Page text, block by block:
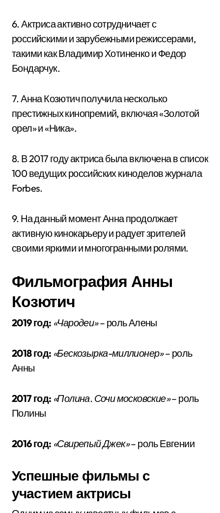
6. Актриса активно сотрудничает с
российскими и зарубежными режиссерами,
такими как Владимир Хотиненко и Федор
Бондарчук.
7. Анна Козютич получила несколько
престижных кинопремий, включая «Золотой
орел» и «Ника».
8. В 2017 году актриса была включена в список
100 ведущих российских киноделов журнала
Forbes.
9. На данный момент Анна продолжает
активную кинокарьеру и радует зрителей
своими яркими и многогранными ролями.
Фильмография Анны
Козютич
2019 год: «Чародеи»– роль Алены
2018 год: «Бескозырка-миллионер»– роль
Анны
2017 год: «Полина. Сочи московские»– роль
Полины
2016 год: «Свирепый Джек»– роль Евгении
Успешные фильмы с
участием актрисы